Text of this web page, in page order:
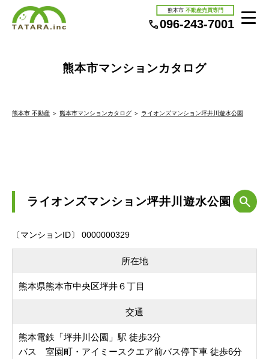
熊本市 不動産売買専門
096-243-7001
熊本市マンションカタログ
熊本市 不動産 ＞ 熊本市マンションカタログ ＞ ライオンズマンション坪井川遊水公園
ライオンズマンション坪井川遊水公園
〔マンションID〕 0000000329
所在地
熊本県熊本市中央区坪井６丁目
交通
熊本電鉄「坪井川公園」駅 徒歩3分
バス 室園町・アイミースクエア前バス停下車 徒歩6分